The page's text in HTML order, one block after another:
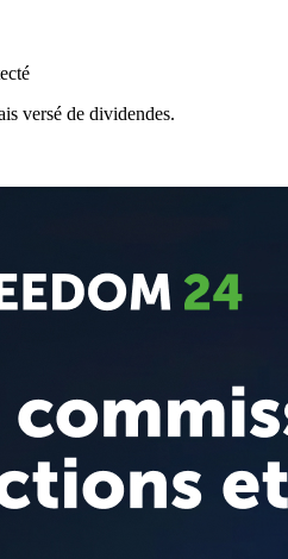
versé de dividendes.